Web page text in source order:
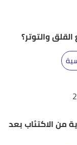
والتوتر؟
من الاكتئاب بعد